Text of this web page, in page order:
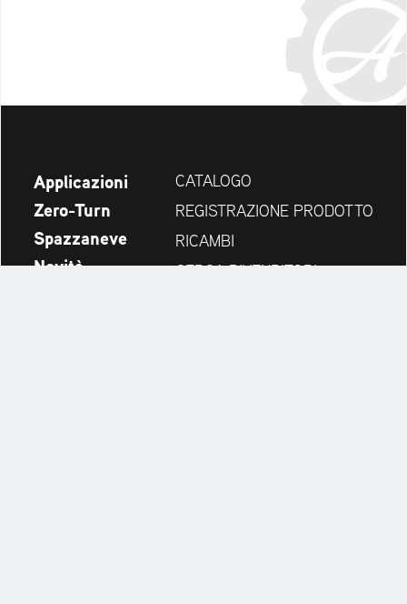
Applicazioni
Zero-Turn
Spazzaneve
Novità
CATALOGO
REGISTRAZIONE PRODOTTO
RICAMBI
CERCA RIVENDITORI